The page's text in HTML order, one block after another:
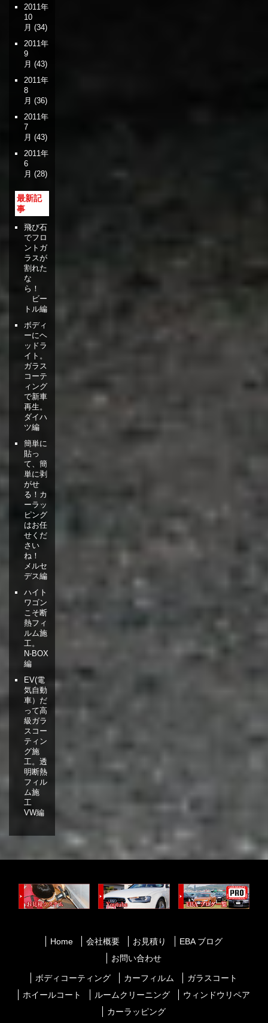
2011年
10
月 (34)
2011年
9
月 (43)
2011年
8
月 (36)
2011年
7
月 (43)
2011年
6
月 (28)
最新記
事
飛び石
でフロ
ントガ
ラスが
割れた
な
ら！
ビー
トル編
ボディ
ーにヘ
ッドラ
イト。
ガラス
コーテ
ィング
で新車
再生。
ダイハ
ツ編
簡単に
貼っ
て、簡
単に剥
がせ
る！カ
ーラッ
ピング
はお任
せくだ
さい
ね！
メルセ
デス編
ハイト
ワゴン
こそ断
熱フィ
ルム施
工。
N-BOX
編
EV(電
気自動
車）だ
って高
級ガラ
スコー
ティン
グ施
工。透
明断熱
フィル
ム施
工
VW編
Home 会社概要 お見積り
EBA ブログ
お問い合わせ
ボディコーティング カーフィルム
ガラスコート
ホイールコート
ルームクリーニング
ウィンドウリペア
カーラッピング